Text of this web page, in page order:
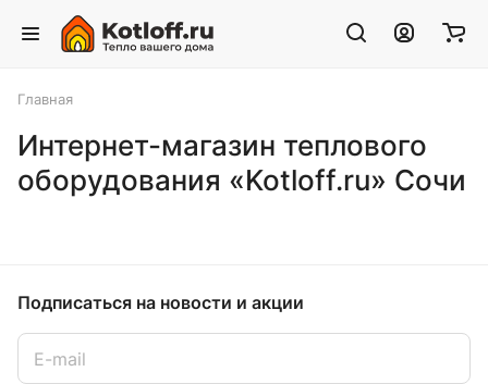
Главная
Интернет-магазин теплового
оборудования «Kotloff.ru» Сочи
Подписаться на новости и акции